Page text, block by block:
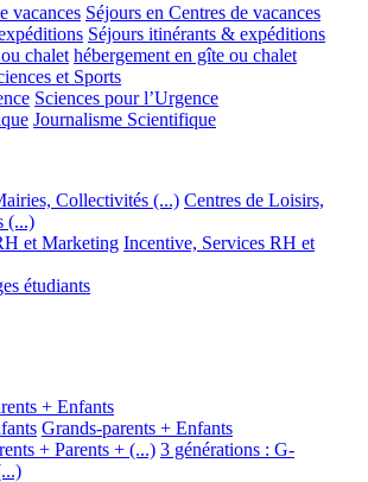
vacances Séjours en Centres de vacances
Séjours itinérants & expéditions
chalet hébergement en gîte ou chalet
et Sports
Sciences pour l’Urgence
Journalisme Scientifique
Collectivités (...) Centres de Loisirs,
(...)
et Marketing Incentive, Services RH et
étudiants
+ Enfants
Grands-parents + Enfants
+ Parents + (...) 3 générations : G-